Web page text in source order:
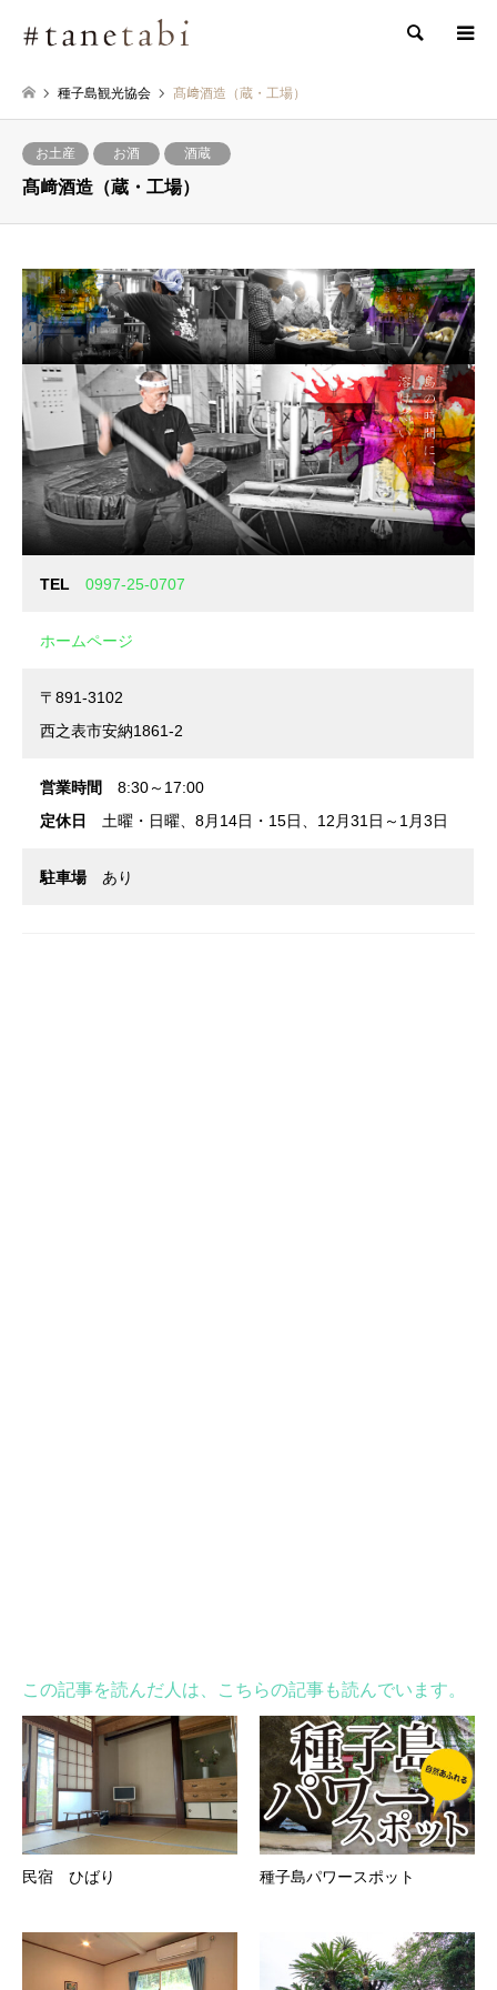
検索
種子島観光協会 髙﨑酒造（蔵・工場）
お土産 お酒 酒蔵
髙﨑酒造（蔵・工場）
TEL 0997-25-0707
ホームページ
〒891-3102
西之表市安納1861-2
営業時間
8:30～17:00
定休日
土曜・日曜、8月14日・15日、12月31日～1月3日
駐車場あり
この記事を読んだ人は、こちらの記事も読んでいます。
民宿 ひばり 種子島パワースポット